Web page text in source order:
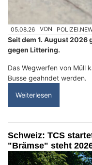
05.08.26 VON
Seit dem 1. August 2026
gegen Littering.
Das Wegwerfen von Müll
Busse geahndet werden.
Weiterlesen
Schweiz: TCS
"Brämse" steht